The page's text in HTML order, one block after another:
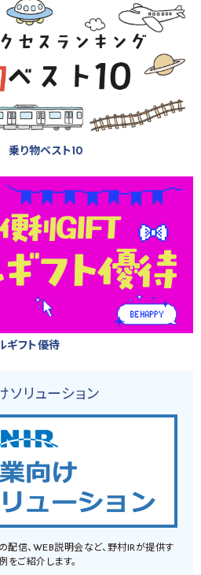
乗り物ベスト10
フト優待
ソリューション
信、WEB説明会など、野村IRが提供す
をご紹介します。